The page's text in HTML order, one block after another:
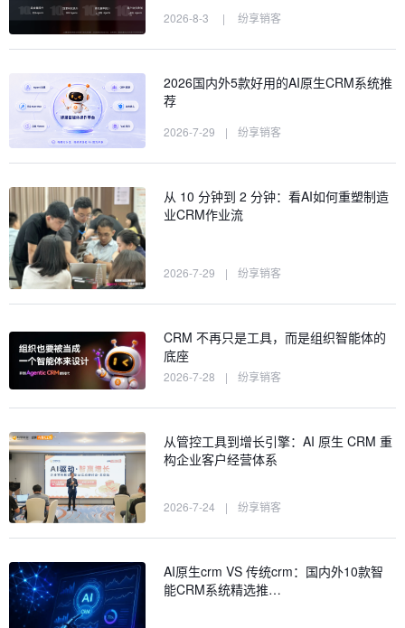
2026-8-3 | 纷享销客
2026国内外5款好用的AI原生CRM系统推
荐
2026-7-29 | 纷享销客
从 10 分钟到 2 分钟：看AI如何重塑制造
业CRM作业流
2026-7-29 | 纷享销客
CRM 不再只是工具，而是组织智能体的
底座
2026-7-28 | 纷享销客
从管控工具到增长引擎：AI 原生 CRM 重
构企业客户经营体系
2026-7-24 | 纷享销客
AI原生crm VS 传统crm：国内外10款智
能CRM系统精选推…